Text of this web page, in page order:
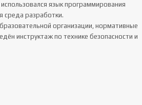
язык программирования
среда разработки.
организации, нормативные
инструктаж по технике безопасности и